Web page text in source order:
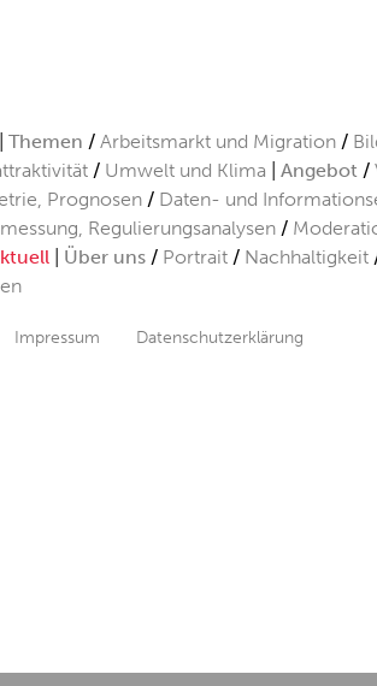
Themen Arbeitsmarkt und Migration
Umwelt und Klima Angebot
Prognosen
Daten- und
Regulierungsanalysen
Über uns Portrait Nachhaltigkeit
Impressum Datenschutzerklärung